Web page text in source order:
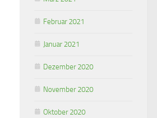
Februar 2021
Januar 2021
Dezember 2020
November 2020
Oktober 2020